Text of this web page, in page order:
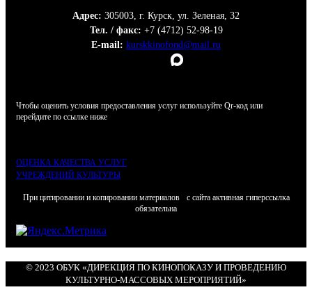
Адрес: 305003, г. Курск, ул. Зеленая, 32
Тел. / факс: +7 (4712) 52-98-19
E-mail: kurskkinofond@mail.ru
Чтобы оценить условия предоставления услуг используйте Qr-код или
перейдите по ссылке ниже
ОЦЕНКА КАЧЕСТВА УСЛУГ
УЧРЕЖДЕНИЙ КУЛЬТУРЫ
При цитировании и копировании материалов с сайта активная гиперссылка
обязательна
© 2023 ОБУК «ДИРЕКЦИЯ ПО КИНОПОКАЗУ И ПРОВЕДЕНИЮ
КУЛЬТУРНО-МАССОВЫХ МЕРОПРИЯТИЙ»